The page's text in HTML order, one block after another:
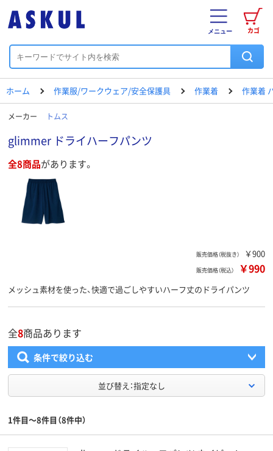
カゴ
メニュー
ホーム 作業服/ワークウェア/安全保護具 作業着 作業着
メーカー トムス
glimmer ドライハーフパンツ
全8商品があります。
販売価格（税抜き） ￥900
販売価格（税込） ￥990
メッシュ素材を使った、快適で過ごしやすいハーフ丈のドライパンツ
全8商品あります
条件で絞り込む
並び替え：指定なし
1件目～8件目（8件中）